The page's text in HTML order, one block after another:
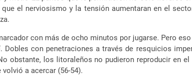
el nerviosismo y la tensión aumentaran en el
con más de ocho minutos por jugarse. Pero
con penetraciones a través de resquicios
obstante, los litoraleños no pudieron reproducir en
a acercar (56-54).